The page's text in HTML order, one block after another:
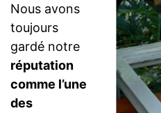
Nous avons
toujours
gardé notre
réputation
comme l’une
des